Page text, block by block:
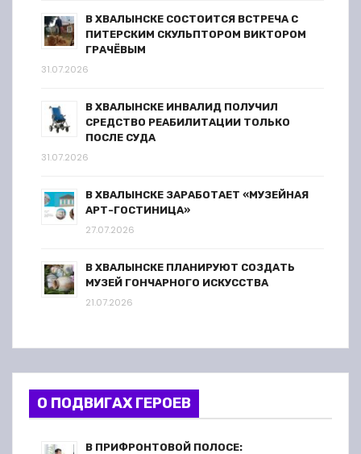
В ХВАЛЫНСКЕ СОСТОИТСЯ ВСТРЕЧА С
ПИТЕРСКИМ СКУЛЬПТОРОМ ВИКТОРОМ
ГРАЧЁВЫМ
31.07.2026
В ХВАЛЫНСКЕ ИНВАЛИД ПОЛУЧИЛ
СРЕДСТВО РЕАБИЛИТАЦИИ ТОЛЬКО
ПОСЛЕ СУДА
31.07.2026
В ХВАЛЫНСКЕ ЗАРАБОТАЕТ «МУЗЕЙНАЯ
АРТ-ГОСТИНИЦА»
27.07.2026
В ХВАЛЫНСКЕ ПЛАНИРУЮТ СОЗДАТЬ
МУЗЕЙ ГОНЧАРНОГО ИСКУССТВА
21.07.2026
О ПОДВИГАХ ГЕРОЕВ
В ПРИФРОНТОВОЙ ПОЛОСЕ: